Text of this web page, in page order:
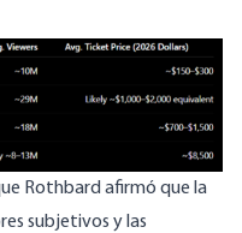
Rothbard afirmó que la
subjetivos y las